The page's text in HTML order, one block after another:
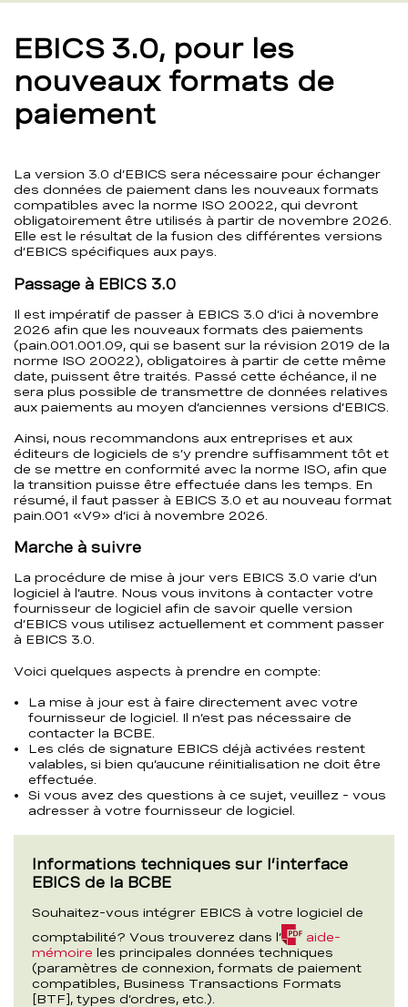
EBICS 3.0, pour les
nouveaux formats de
paiement
La version 3.0 d’EBICS sera nécessaire pour échanger
des données de paiement dans les nouveaux formats
compatibles avec la norme ISO 20022, qui devront
obligatoirement être utilisés à partir de novembre 2026.
Elle est le résultat de la fusion des différentes versions
d’EBICS spécifiques aux pays.
Passage à EBICS 3.0
Il est impératif de passer à EBICS 3.0 d’ici à novembre
2026 afin que les nouveaux formats des paiements
(pain.001.001.09, qui se basent sur la révision 2019 de la
norme ISO 20022), obligatoires à partir de cette même
date, puissent être traités. Passé cette échéance, il ne
sera plus possible de transmettre de données relatives
aux paiements au moyen d’anciennes versions d’EBICS.
Ainsi, nous recommandons aux entreprises et aux
éditeurs de logiciels de s’y prendre suffisamment tôt et
de se mettre en conformité avec la norme ISO, afin que
la transition puisse être effectuée dans les temps. En
résumé, il faut passer à EBICS 3.0 et au nouveau format
pain.001 «V9» d’ici à novembre 2026.
Marche à suivre
La procédure de mise à jour vers EBICS 3.0 varie d’un
logiciel à l’autre. Nous vous invitons à contacter votre
fournisseur de logiciel afin de savoir quelle version
d’EBICS vous utilisez actuellement et comment passer
à EBICS 3.0.
Voici quelques aspects à prendre en compte:
La mise à jour est à faire directement avec votre
fournisseur de logiciel. Il n’est pas nécessaire de
contacter la BCBE.
Les clés de signature EBICS déjà activées restent
valables, si bien qu’aucune réinitialisation ne doit être
effectuée.
Si vous avez des questions à ce sujet, veuillez - vous
adresser à votre fournisseur de logiciel.
Informations techniques sur l’interface
EBICS de la BCBE
Souhaitez-vous intégrer EBICS à votre logiciel de
comptabilité? Vous trouverez dans l’
aide-
mémoire (PDF,
57,1
KB)
les principales données techniques
(paramètres de connexion, formats de paiement
compatibles, Business Transactions Formats
[BTF], types d’ordres, etc.).